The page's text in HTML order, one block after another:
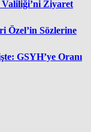
Ziyaret
Özel’in Sözlerine
GSYH’ye Oranı